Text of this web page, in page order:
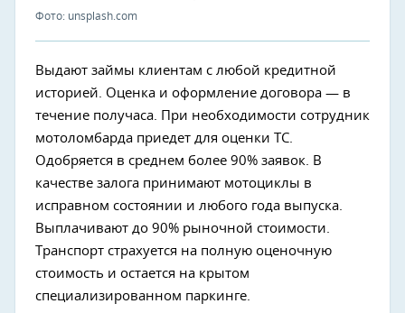
Фото: unsplash.com
Выдают займы клиентам с любой кредитной
историей. Оценка и оформление договора — в
течение получаса. При необходимости сотрудник
мотоломбарда приедет для оценки ТС.
Одобряется в среднем более 90% заявок. В
качестве залога принимают мотоциклы в
исправном состоянии и любого года выпуска.
Выплачивают до 90% рыночной стоимости.
Транспорт страхуется на полную оценочную
стоимость и остается на крытом
специализированном паркинге.